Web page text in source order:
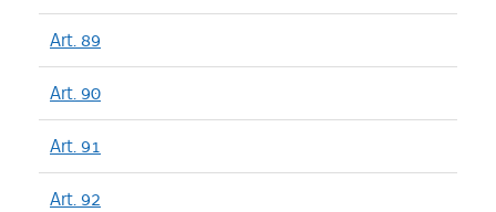
Art. 89
Art. 90
Art. 91
Art. 92